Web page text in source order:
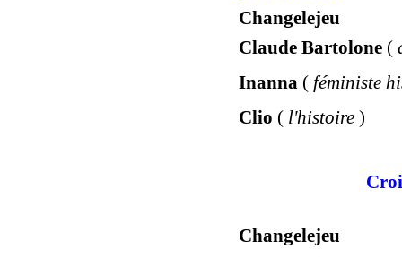
Changelejeu
Claude Bartolone (
Inanna ( féministe
Clio ( l'histoire )
Changelejeu